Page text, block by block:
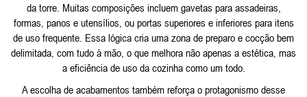
da torre. Muitas composições incluem gavetas para assadeiras,
formas, panos e utensílios, ou portas superiores e inferiores para itens
de uso frequente. Essa lógica cria uma zona de preparo e cocção bem
delimitada, com tudo à mão, o que melhora não apenas a estética, mas
a eficiência de uso da cozinha como um todo.
A escolha de acabamentos também reforça o protagonismo desse